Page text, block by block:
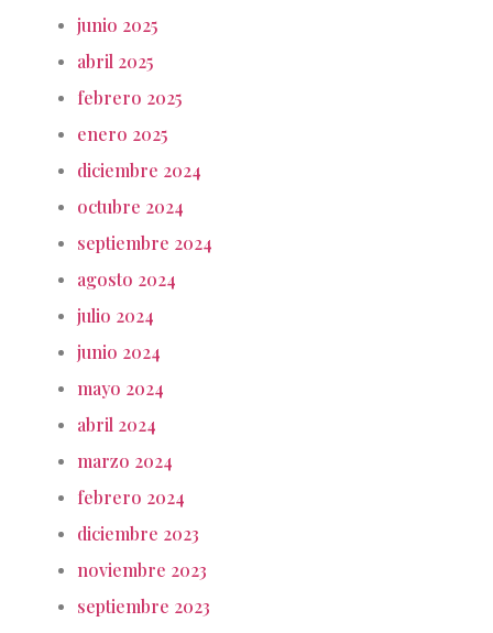
junio 2025
abril 2025
febrero 2025
enero 2025
diciembre 2024
octubre 2024
septiembre 2024
agosto 2024
julio 2024
junio 2024
mayo 2024
abril 2024
marzo 2024
febrero 2024
diciembre 2023
noviembre 2023
septiembre 2023